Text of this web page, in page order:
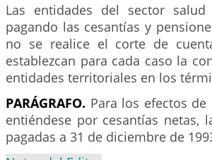
Las entidades del sector
pagando las cesantías y
no se realice el corte de
establezcan para cada caso la
entidades territoriales en los
PARÁGRAFO. Para los efectos
entiéndese por cesantías netas,
pagadas a 31 de diciembre de